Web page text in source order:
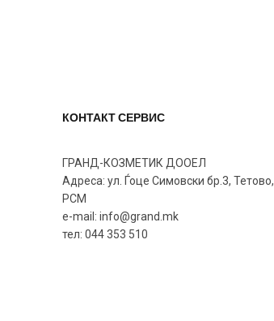
КОНТАКТ СЕРВИС
ГРАНД-КОЗМЕТИК ДООЕЛ
Адреса: ул. Ѓоце Симовски бр.3, Тетово,
РСМ
e-mail: info@grand.mk
тел: 044 353 510